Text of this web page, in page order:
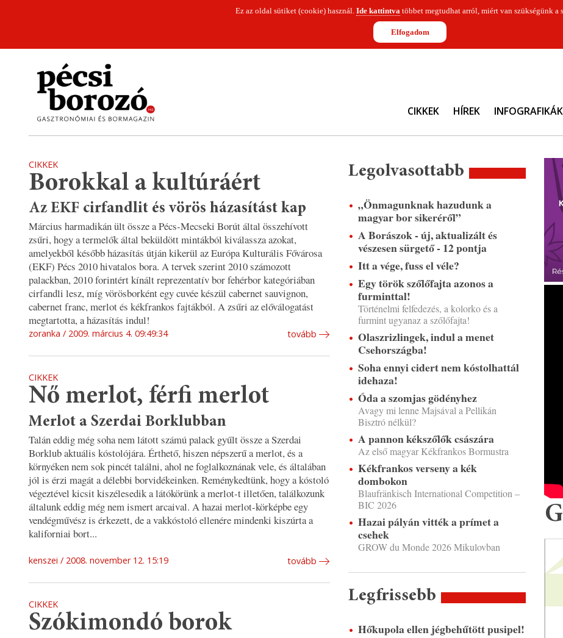
Ez az oldal sütiket (cookie) használ. Ide kattintvatöbbet megtudhat arról, miért van szükségünk a
Elfogadom
CIKKEK HÍREK INFOGRAFIKÁK
CIKKEK
Borokkal a kultúráért
Az EKF cirfandlit és vörös házasítást kap
Március harmadikán ült össze a Pécs-Mecseki Borút által összehívott
zsűri, hogy a termelők által beküldött mintákból kiválassza azokat,
amelyekből később házasítás útján kikerül az Európa Kulturális Fővárosa
(EKF) Pécs 2010 hivatalos bora. A tervek szerint 2010 számozott
palackban, 2010 forintért kínált reprezentatív bor fehérbor kategóriában
cirfandli lesz, míg vörösborként egy cuvée készül cabernet sauvignon,
cabernet franc, merlot és kékfrankos fajtákból. A zsűri az előválogatást
megtartotta, a házasítás indul!
zoranka 2009. március 4. 09:49:34 tovább
CIKKEK
Nő merlot, férfi merlot
Merlot a Szerdai Borklubban
Talán eddig még soha nem látott számú palack gyűlt össze a Szerdai
Borklub aktuális kóstolójára. Érthető, hiszen népszerű a merlot, és a
környéken nem sok pincét találni, ahol ne foglalkoznának vele, és általában
jól is érzi magát a délebbi borvidékeinken. Reménykedtünk, hogy a kóstoló
végeztével kicsit kiszélesedik a látókörünk a merlot-t illetően, találkozunk
általunk eddig még nem ismert arcaival. A hazai merlot-körképbe egy
vendégművész is érkezett, de a vakkóstoló ellenére mindenki kiszúrta a
kaliforniai bort...
kenszei 2008. november 12. 15:19 tovább
CIKKEK
Szókimondó borok
Legolvasottabb
„Önmagunknak hazudunk a
magyar bor sikeréről”
A Borászok - új, aktualizált és
vészesen sürgető - 12 pontja
Itt a vége, fuss el véle?
Egy török szőlőfajta azonos a
furminttal!
Történelmi felfedezés, a kolorko és a
furmint ugyanaz a szőlőfajta!
Olaszrizlingek, indul a menet
Csehországba!
Soha ennyi cidert nem kóstolhattál
idehaza!
Óda a szomjas gödényhez
Avagy mi lenne Majsával a Pellikán
Bisztró nélkül?
A pannon kékszőlők császára
Az első magyar Kékfrankos Bormustra
Kékfrankos verseny a kék
dombokon
Blaufränkisch International Competition –
BIC 2026
Hazai pályán vitték a prímet a
csehek
GROW du Monde 2026 Mikulovban
Legfrissebb
Hőkupola ellen jégbehűtött pusipel!